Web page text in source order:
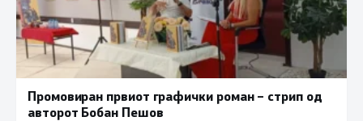
Промовиран првиот графички роман – стрип од
авторот Бобан Пешов